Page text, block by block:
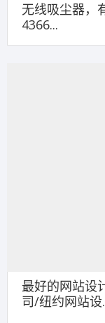
无线吸尘器，
4366...
最好的网站设
司/纽约网站设